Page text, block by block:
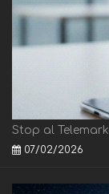
Stop al
07/02/2026